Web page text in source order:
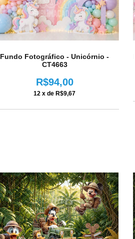
Fundo Fotográfico - Unicórnio -
CT4663
R$94,00
12 x de R$9,67